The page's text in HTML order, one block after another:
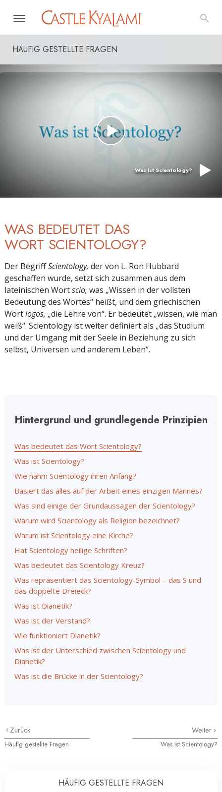
HÄUFIG GESTELLTE FRAGEN
Was ist Scientology?
WAS BEDEUTET DAS
WORT SCIENTOLOGY?
Der BegriffScientology, der von L. Ron Hubbard
geschaffen wurde, setzt sich zusammen aus dem
lateinischen Wortscio, was „Wissen in der vollsten
Bedeutung des Wortes“ heißt, und dem griechischen
Wortlogos, „die Lehre von“. Er bedeutet „wissen, wie man
weiß“. Scientology ist weiter definiert als „das Studium
und der Umgang mit der Seele in Beziehung zu sich
selbst, Universen und anderem Leben“.
Hintergrund und grundlegende Prinzipien
Was bedeutet das Wort Scientology?
Was ist Scientology?
Wie nahm Scientology ihren Anfang?
Basiert das alles auf der Arbeit eines einzigen Mannes?
Was sind einige der Grundaussagen der Scientology?
Warum wird Scientology als Religion bezeichnet?
Warum ist Scientology eine Kirche?
Hat Scientology heilige Schriften?
Was bedeutet das Scientology Kreuz?
Was repräsentiert das Scientology-Symbol – das S und
das doppelte Dreieck?
Was ist Dianetik?
Was ist der Verstand?
Wie funktioniert Dianetik?
Was ist der Unterschied zwischen Scientology und
Dianetik?
Was ist die Brücke in der Scientology?
Zurück
Häufig gestellte Fragen
Weiter
Was ist Scientology?
HÄUFIG GESTELLTE FRAGEN